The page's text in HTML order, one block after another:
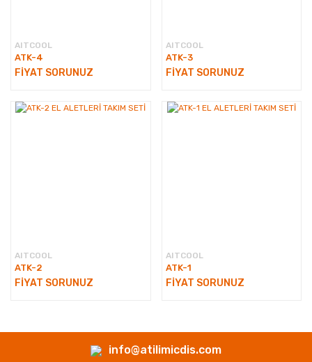
AITCOOL
ATK-4
FİYAT SORUNUZ
AITCOOL
ATK-3
FİYAT SORUNUZ
AITCOOL
ATK-2
FİYAT SORUNUZ
AITCOOL
ATK-1
FİYAT SORUNUZ
info@atilimicdis.com